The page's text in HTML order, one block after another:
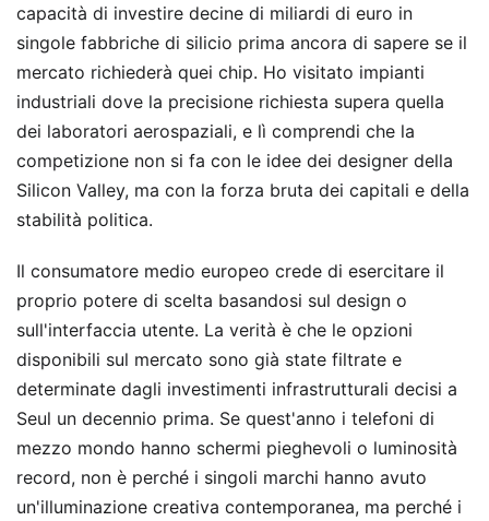
capacità di investire decine di miliardi di euro in
singole fabbriche di silicio prima ancora di sapere se il
mercato richiederà quei chip. Ho visitato impianti
industriali dove la precisione richiesta supera quella
dei laboratori aerospaziali, e lì comprendi che la
competizione non si fa con le idee dei designer della
Silicon Valley, ma con la forza bruta dei capitali e della
stabilità politica.
Il consumatore medio europeo crede di esercitare il
proprio potere di scelta basandosi sul design o
sull'interfaccia utente. La verità è che le opzioni
disponibili sul mercato sono già state filtrate e
determinate dagli investimenti infrastrutturali decisi a
Seul un decennio prima. Se quest'anno i telefoni di
mezzo mondo hanno schermi pieghevoli o luminosità
record, non è perché i singoli marchi hanno avuto
un'illuminazione creativa contemporanea, ma perché i